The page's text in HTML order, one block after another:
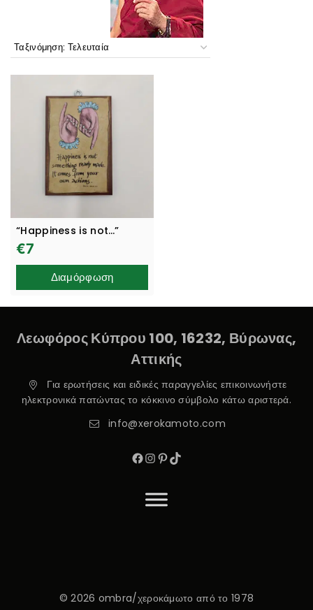
“Happiness is not…”
€7
Διαμόρφωση
Λεωφόρος Κύπρου 100, 16232, Βύρωνας,
Αττικής
Για ερωτήσεις και ειδικές παραγγελίες επικοινωνήστε
ηλεκτρονικά πατώντας το κόκκινο σύμβολο κάτω αριστερά.
info@xerokamoto.com
© 2026 ombra/χεροκάμωτο από το 1978